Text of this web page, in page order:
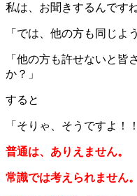
私は、お聞きするんですね
「では、他の方も同じよ
「他の方も許せないと皆
か？」
すると
「そりゃ、そうですよ！！
普通は、ありえません。
常識では考えられません。